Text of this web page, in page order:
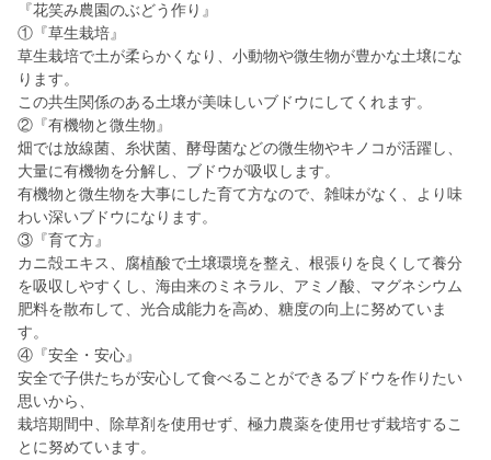
『花笑み農園のぶどう作り』
①『草生栽培』
草生栽培で土が柔らかくなり、小動物や微生物が豊かな土壌にな
ります。
この共生関係のある土壌が美味しいブドウにしてくれます。
②『有機物と微生物』
畑では放線菌、糸状菌、酵母菌などの微生物やキノコが活躍し、
大量に有機物を分解し、ブドウが吸収します。
有機物と微生物を大事にした育て方なので、雑味がなく、より味
わい深いブドウになります。
③『育て方』
カニ殻エキス、腐植酸で土壌環境を整え、根張りを良くして養分
を吸収しやすくし、海由来のミネラル、アミノ酸、マグネシウム
肥料を散布して、光合成能力を高め、糖度の向上に努めていま
す。
④『安全・安心』
安全で子供たちが安心して食べることができるブドウを作りたい
思いから、
栽培期間中、除草剤を使用せず、極力農薬を使用せず栽培するこ
とに努めています。